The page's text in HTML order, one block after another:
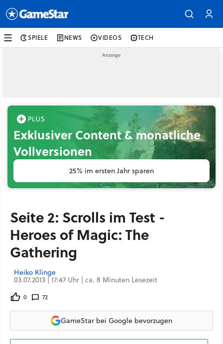
SPIELE NEWS VIDEOS TECH
Exklusiver Content & monatliche
Vollversionen
25% im ersten Jahr sparen
Seite 2: Scrolls im Test -
Heroes of Magic: The
Gathering
Heiko Klinge
03.07.2013 | 17:47 Uhr | ca. 8 Minuten Lesezeit
0 72
GameStar bei Google bevorzugen